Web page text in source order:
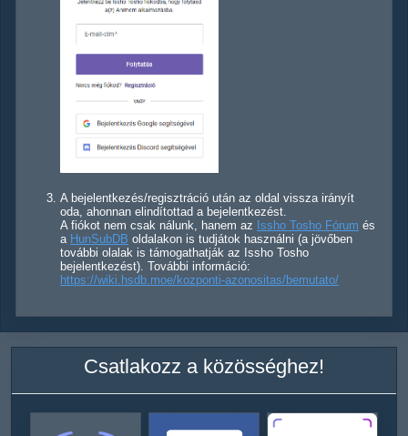
A bejelentkezés/regisztráció után az oldal vissza irányít
oda, ahonnan elindítottad a bejelentkezést.
A fiókot nem csak nálunk, hanem az Issho Tosho Fórum és
a HunSubDB oldalakon is tudjátok használni (a jövőben
további olalak is támogathatják az Issho Tosho
bejelentkezést). További információ:
https://wiki.hsdb.moe/kozponti-azonositas/bemutato/
Csatlakozz a közösséghez!